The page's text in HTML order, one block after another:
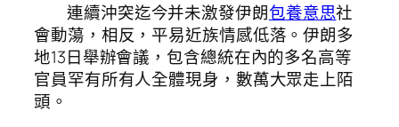
連續沖突迄今并未激發伊朗包養意思社
會動蕩，相反，平易近族情感低落。伊朗多
地13日舉辦會議，包含總統在內的多名高等
官員罕有所有人全體現身，數萬大眾走上陌
頭。